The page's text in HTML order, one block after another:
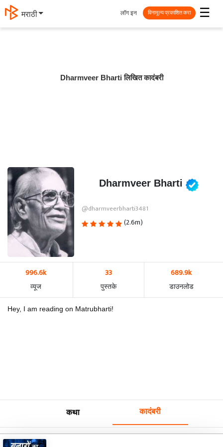
मराठी ☰
लॉग इन विनामूल्य प्रकाशित करा
Dharmveer Bharti लिखित कादंबरी
Dharmveer Bharti
@dharmveerbharti3481
(2.6m)
996.6k
व्यूज
33
पुस्तके
689.9k
डाउनलोड
Hey, I am reading on Matrubharti!
कथा कादंबरी